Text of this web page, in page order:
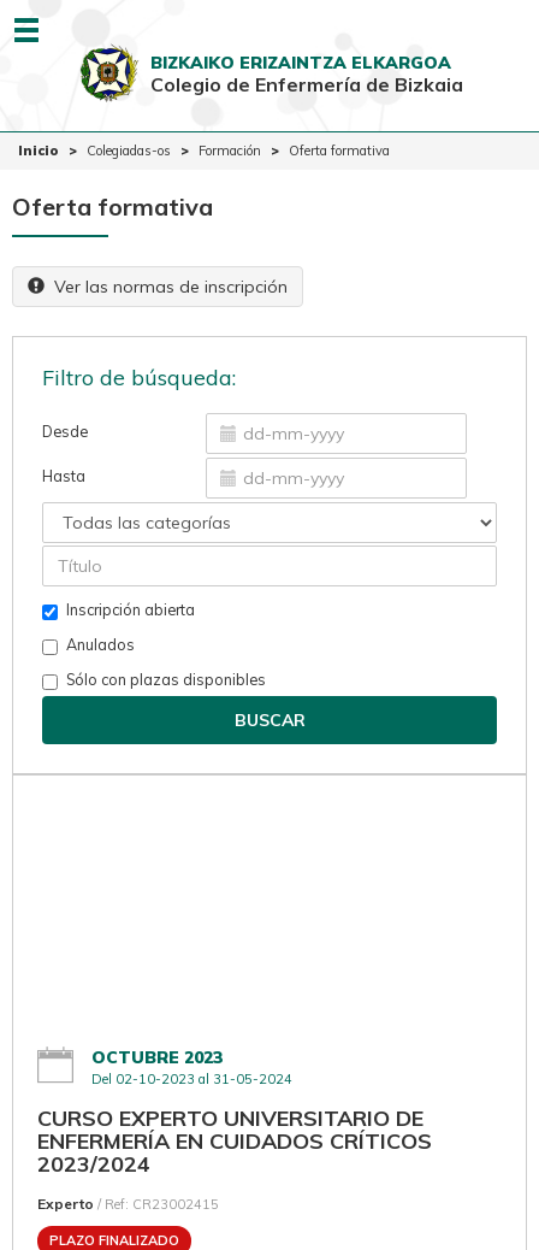
EUSK CAST
Ciudadanía
BIZKAIKO ERIZAINTZA ELKARGOA
Colegio de Enfermería de Bizkaia
Inicio Colegiadas-os Formación Oferta formativa
Oferta formativa
Ver las normas de inscripción
Filtro de búsqueda:
Desde
Hasta
Inscripción abierta
Anulados
Sólo con plazas disponibles
BUSCAR
OCTUBRE 2023
Del 02-10-2023 al 31-05-2024
CURSO EXPERTO UNIVERSITARIO DE
ENFERMERÍA EN CUIDADOS CRÍTICOS
2023/2024
Experto / Ref: CR23002415
PLAZO FINALIZADO